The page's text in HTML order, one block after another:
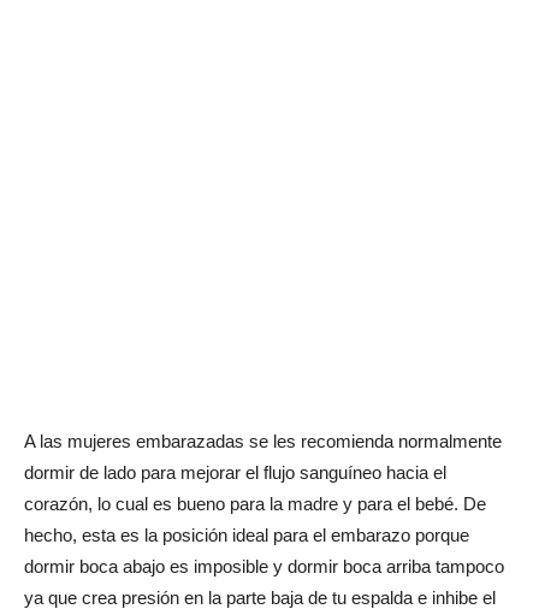
A las mujeres embarazadas se les recomienda normalmente
dormir de lado para mejorar el flujo sanguíneo hacia el
corazón, lo cual es bueno para la madre y para el bebé. De
hecho, esta es la posición ideal para el embarazo porque
dormir boca abajo es imposible y dormir boca arriba tampoco
ya que crea presión en la parte baja de tu espalda e inhibe el